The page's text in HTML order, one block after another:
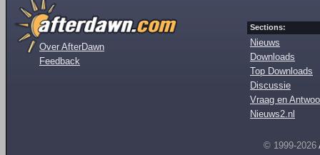
Over AfterDawn
Feedback
Sections:
Nieuws
Downloads
Top Downloads
Discussie
Vraag en
Nieuws2.nl
© 1999-2026